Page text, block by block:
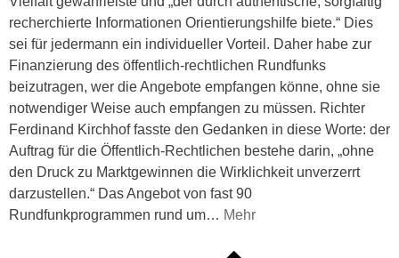
recherchierte Informationen Orientierungshilfe biete.“ Dies
sei für jedermann ein individueller Vorteil. Daher habe zur
Finanzierung des öffentlich-rechtlichen Rundfunks
beizutragen, wer die Angebote empfangen könne, ohne sie
notwendiger Weise auch empfangen zu müssen. Richter
Ferdinand Kirchhof fasste den Gedanken in diese Worte: der
Auftrag für die Öffentlich-Rechtlichen bestehe darin, „ohne
den Druck zu Marktgewinnen die Wirklichkeit unverzerrt
darzustellen.“ Das Angebot von fast 90
Rundfunkprogrammen rund um… Mehr